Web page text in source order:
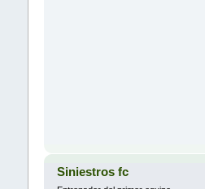
Siniestros fc